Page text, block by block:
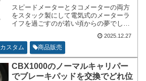
スピードメーターとタコメーターの両方
をスタック製にして電気式のメーターラ
イフを過ごすのが若い頃からの夢でし
ればいいの？メーターの設定はどうすれ
ばよいの？シフトポジションランプって
何？を順に紐解いていこうと思います。
2025.12.27
カスタム 商品販売
CBX1000のノーマルキャリパー
でブレーキパッドを交換でどれ位